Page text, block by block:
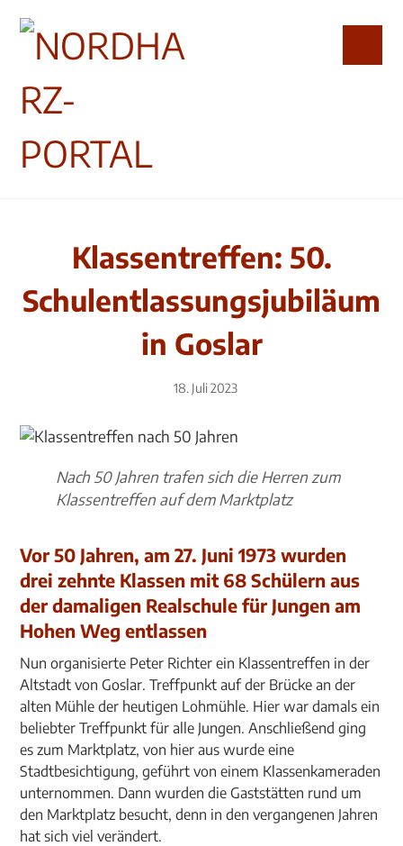
Klassentreffen: 50.
Schulentlassungsjubiläum
in Goslar
18. Juli 2023
Nach 50 Jahren trafen sich die Herren zum
Klassentreffen auf dem Marktplatz
Vor 50 Jahren, am 27. Juni 1973 wurden
drei zehnte Klassen mit 68 Schülern aus
der damaligen Realschule für Jungen am
Hohen Weg entlassen
Nun organisierte Peter Richter ein Klassentreffen in der
Altstadt von Goslar. Treffpunkt auf der Brücke an der
alten Mühle der heutigen Lohmühle. Hier war damals ein
beliebter Treffpunkt für alle Jungen. Anschließend ging
es zum Marktplatz, von hier aus wurde eine
Stadtbesichtigung, geführt von einem Klassenkameraden
unternommen. Dann wurden die Gaststätten rund um
den Marktplatz besucht, denn in den vergangenen Jahren
hat sich viel verändert.